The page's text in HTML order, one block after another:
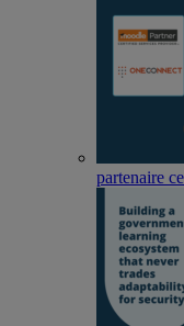
partenaire